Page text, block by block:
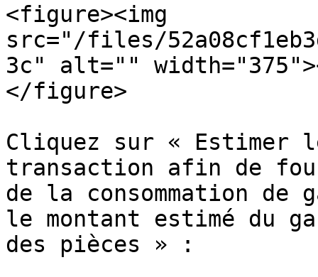
<figure><img
src="/files/
3c" alt=""
</figure>
Cliquez sur « Estimer
transaction afin de
de la consommation de
le montant estimé du
des pièces » :